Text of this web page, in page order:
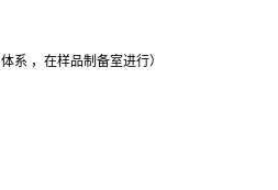
系 ，在样品制备室进行）